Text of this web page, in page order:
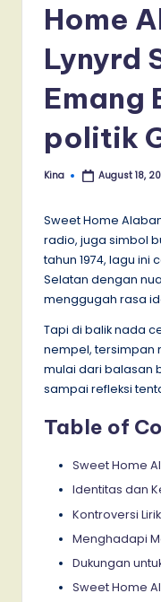
Home
Lynyrd
Emang
politik
Posted
Kina August 18,
Sweet Home
radio, juga simbol
tahun 1974, lagu ini
Selatan dengan
menggugah rasa
Tapi di balik nada
nempel, tersimpan
mulai dari balasan
sampai refleksi
Table of
Sweet Home
Identitas dan
Kontroversi
Menghadapi
Dukungan
Sweet Home